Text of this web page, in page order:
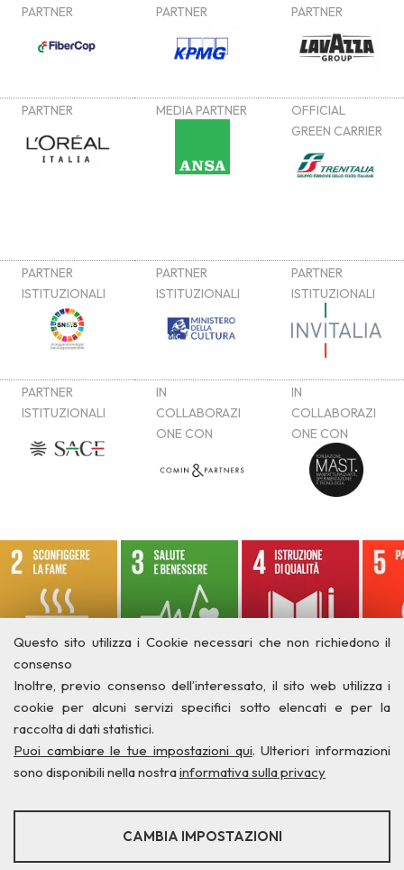
Questo sito utilizza i Cookie necessari che non richiedono il
consenso
Inoltre, previo consenso dell’interessato, il sito web utilizza i
cookie per alcuni servizi specifici sotto elencati e per la
raccolta di dati statistici.
Puoi cambiare le tue impostazioni qui. Ulteriori informazioni
sono disponibili nella nostrainformativa sulla privacy
STATISTICHE
CAMBIA IMPOSTAZIONI